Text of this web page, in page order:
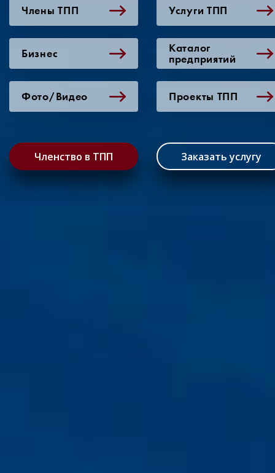
Члены ТПП Услуги ТПП
Бизнес
Каталог
предприятий
Фото/Видео Проекты ТПП
Членство в ТПП Заказать услугу